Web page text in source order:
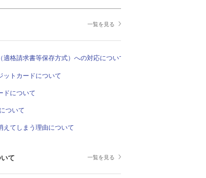
一覧を見る
適格請求書等保存方式）への対応について
ットカードについて
ドについて
ついて
えてしまう理由について
て 一覧を見る